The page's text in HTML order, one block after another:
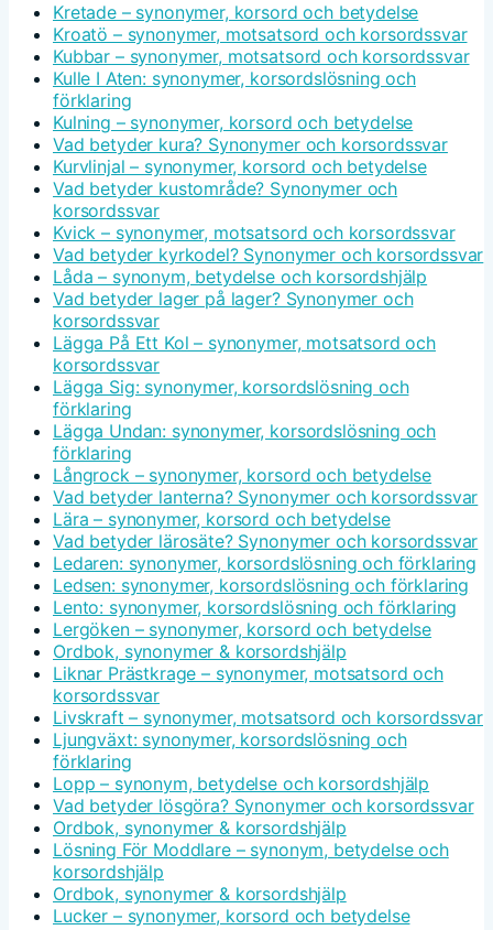
Kretade – synonymer, korsord och betydelse
Kroatö – synonymer, motsatsord och korsordssvar
Kubbar – synonymer, motsatsord och korsordssvar
Kulle I Aten: synonymer, korsordslösning och
förklaring
Kulning – synonymer, korsord och betydelse
Vad betyder kura? Synonymer och korsordssvar
Kurvlinjal – synonymer, korsord och betydelse
Vad betyder kustområde? Synonymer och
korsordssvar
Kvick – synonymer, motsatsord och korsordssvar
Vad betyder kyrkodel? Synonymer och korsordssvar
Låda – synonym, betydelse och korsordshjälp
Vad betyder lager på lager? Synonymer och
korsordssvar
Lägga På Ett Kol – synonymer, motsatsord och
korsordssvar
Lägga Sig: synonymer, korsordslösning och
förklaring
Lägga Undan: synonymer, korsordslösning och
förklaring
Långrock – synonymer, korsord och betydelse
Vad betyder lanterna? Synonymer och korsordssvar
Lära – synonymer, korsord och betydelse
Vad betyder lärosäte? Synonymer och korsordssvar
Ledaren: synonymer, korsordslösning och förklaring
Ledsen: synonymer, korsordslösning och förklaring
Lento: synonymer, korsordslösning och förklaring
Lergöken – synonymer, korsord och betydelse
Ordbok, synonymer & korsordshjälp
Liknar Prästkrage – synonymer, motsatsord och
korsordssvar
Livskraft – synonymer, motsatsord och korsordssvar
Ljungväxt: synonymer, korsordslösning och
förklaring
Lopp – synonym, betydelse och korsordshjälp
Vad betyder lösgöra? Synonymer och korsordssvar
Ordbok, synonymer & korsordshjälp
Lösning För Moddlare – synonym, betydelse och
korsordshjälp
Ordbok, synonymer & korsordshjälp
Lucker – synonymer, korsord och betydelse